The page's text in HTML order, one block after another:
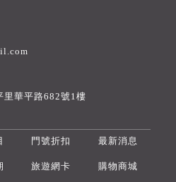
里華平路682號1樓
門號折扣 最新消息
旅遊網卡 購物商城